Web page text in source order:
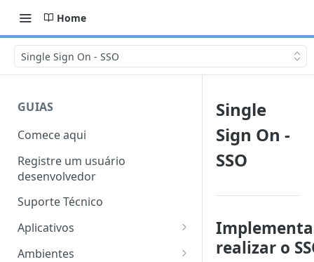
Home
Single Sign On - SSO
GUIAS
Comece aqui
Registre um usuário
desenvolvedor
Suporte Técnico
Aplicativos
Características
Ambientes
Single
Sign On -
SSO
realizar o